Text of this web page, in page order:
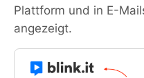
Plattform und in E-
angezeigt.